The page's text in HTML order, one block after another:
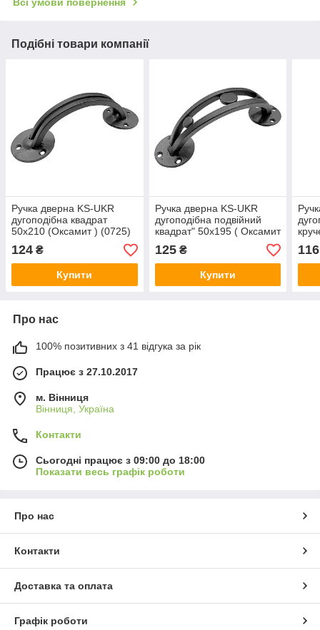
Подібні товари компанії
Ручка дверна KS-UKR
дугоподібна квадрат
50х210 (Оксамит ) (0725)
124 ₴
Купити
Ручка дверна KS-UKR
дугоподібна подвійний
квадрат" 50х195 ( Оксамит
) (3726)
125₴
Купити
116
Про нас
100% позитивних з 41 відгука за рік
Працює з 27.10.2017
м. Вінниця
Вінниця, Україна
Контакти
Сьогодні працює з 09:00 до 18:00
Показати весь графік роботи
Про нас
Контакти
Доставка та оплата
Графік роботи